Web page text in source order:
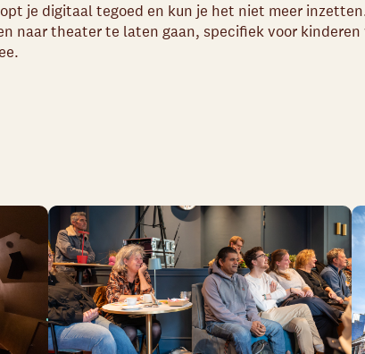
je digitaal tegoed en kun je het niet meer
naar theater te laten gaan, specifiek voor kinderen